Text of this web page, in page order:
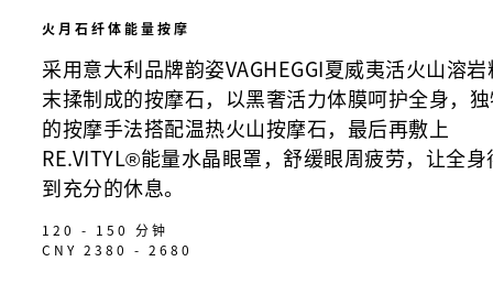
火月石纤体能量按摩
采用意大利品牌韵姿VAGHEGGI夏威夷活火山溶岩
末揉制成的按摩石，以黑奢活力体膜呵护全身，
的按摩手法搭配温热火山按摩石，最后再敷上
RE.VITYL®能量水晶眼罩，舒缓眼周疲劳，让全身
到充分的休息。
120 - 150 分钟
CNY 2380 - 2680